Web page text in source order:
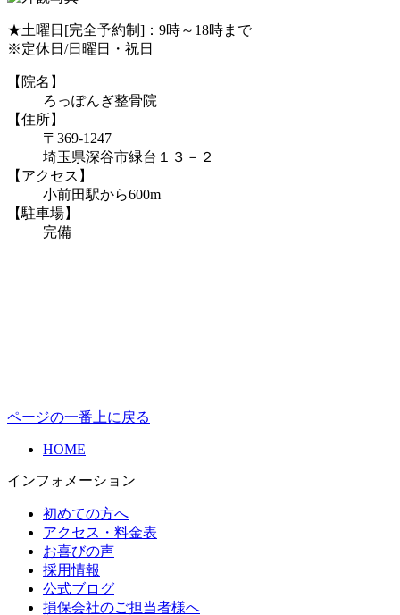
★土曜日[完全予約制]：9時～18時まで
※定休日/日曜日・祝日
【院名】
ろっぽんぎ整骨院
【住所】
〒369-1247
埼玉県深谷市緑台１３－２
【アクセス】
小前田駅から600m
【駐車場】
完備
ページの一番上に戻る
HOME
インフォメーション
初めての方へ
アクセス・料金表
お喜びの声
採用情報
公式ブログ
損保会社のご担当者様へ